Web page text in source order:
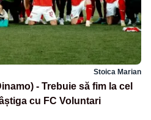
Stoica Marian
- Trebuie să fim la cel
cu FC Voluntari